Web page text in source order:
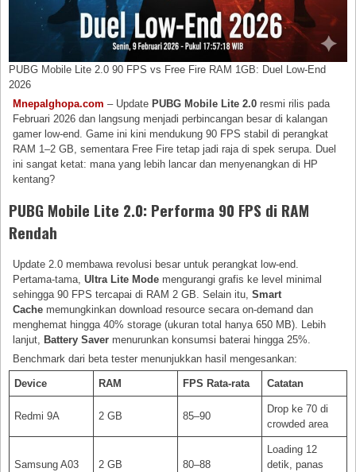
PUBG Mobile Lite 2.0 90 FPS vs Free Fire RAM 1GB: Duel Low-End
2026
Mnepalghopa.com – Update PUBG Mobile Lite 2.0 resmi rilis pada
Februari 2026 dan langsung menjadi perbincangan besar di kalangan
gamer low-end. Game ini kini mendukung 90 FPS stabil di perangkat
RAM 1–2 GB, sementara Free Fire tetap jadi raja di spek serupa. Duel
ini sangat ketat: mana yang lebih lancar dan menyenangkan di HP
kentang?
PUBG Mobile Lite 2.0: Performa 90 FPS di RAM
Rendah
Update 2.0 membawa revolusi besar untuk perangkat low-end.
Pertama-tama,Ultra Lite Mode mengurangi grafis ke level minimal
sehingga 90 FPS tercapai di RAM 2 GB. Selain itu,Smart
Cache memungkinkan download resource secara on-demand dan
menghemat hingga 40% storage (ukuran total hanya 650 MB). Lebih
lanjut, Battery Saver menurunkan konsumsi baterai hingga 25%.
Benchmark dari beta tester menunjukkan hasil mengesankan:
Device RAM FPS Rata-rata Catatan
Redmi 9A 2 GB 85–90
Drop ke 70 di
crowded area
Samsung A03 2 GB 80–88
Loading 12
detik, panas